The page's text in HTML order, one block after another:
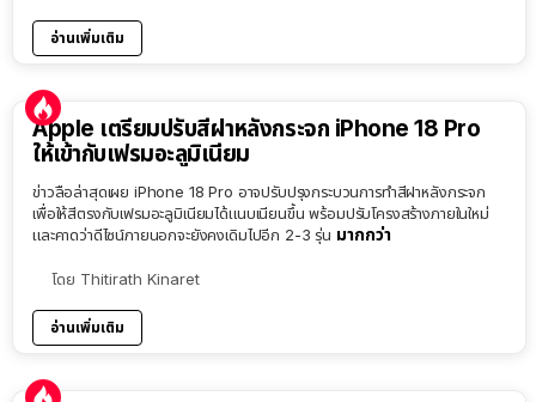
อ่านเพิ่มเติม
Apple เตรียมปรับสีฝาหลังกระจก iPhone 18 Pro
ให้เข้ากับเฟรมอะลูมิเนียม
ข่าวลือล่าสุดเผย iPhone 18 Pro อาจปรับปรุงกระบวนการทำสีฝาหลังกระจก
เพื่อให้สีตรงกับเฟรมอะลูมิเนียมได้แนบเนียนขึ้น พร้อมปรับโครงสร้างภายในใหม่
และคาดว่าดีไซน์ภายนอกจะยังคงเดิมไปอีก 2-3 รุ่น มากกว่า
โดย Thitirath Kinaret
อ่านเพิ่มเติม